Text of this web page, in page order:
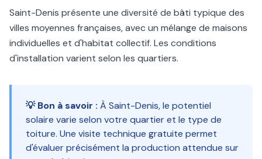
Saint-Denis présente une diversité de bâti typique des
villes moyennes françaises, avec un mélange de maisons
individuelles et d'habitat collectif. Les conditions
d'installation varient selon les quartiers.
💡 Bon à savoir : À Saint-Denis, le potentiel
solaire varie selon votre quartier et le type de
toiture. Une visite technique gratuite permet
d'évaluer précisément la production attendue sur